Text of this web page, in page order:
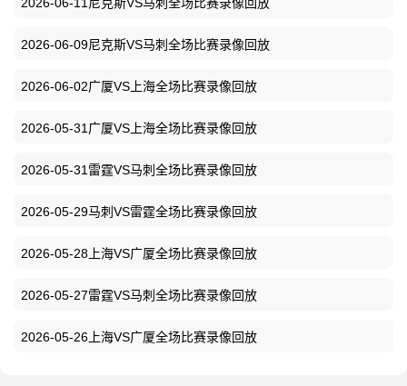
2026-06-09尼克斯VS马刺全场比赛录像回放
2026-06-02广厦VS上海全场比赛录像回放
2026-05-31广厦VS上海全场比赛录像回放
2026-05-31雷霆VS马刺全场比赛录像回放
2026-05-29马刺VS雷霆全场比赛录像回放
2026-05-28上海VS广厦全场比赛录像回放
2026-05-27雷霆VS马刺全场比赛录像回放
2026-05-26上海VS广厦全场比赛录像回放